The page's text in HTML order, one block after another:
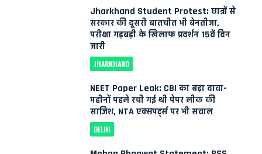
Jharkhand Student Protest: छात्रों से
सरकार की दूसरी बातचीत भी बेनतीजा,
परीक्षा गड़बड़ी के खिलाफ प्रदर्शन 15वें दिन
जारी
JHARKHAND
NEET Paper Leak: CBI का बड़ा दावा-
महीनों पहले रची गई थी पेपर लीक की
साजिश, NTA एक्सपर्ट्स पर भी सवाल
DELHI